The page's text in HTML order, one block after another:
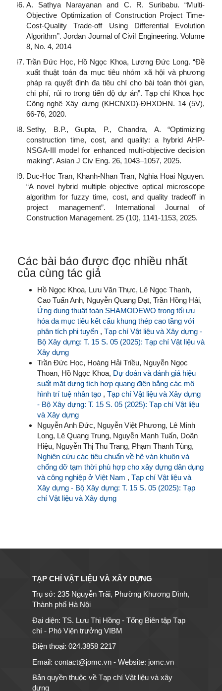
A. Sathya Narayanan and C. R. Suribabu. “Multi-
Objective Optimization of Construction Project Time-
Cost-Quality Trade-off Using Differential Evolution
Algorithm”. Jordan Journal of Civil Engineering. Volume
8, No. 4, 2014
Trần Đức Học, Hồ Ngọc Khoa, Lương Đức Long. “Đề
xuất thuật toán đa mục tiêu nhóm xã hội và phương
pháp ra quyết định đa tiêu chí cho bài toán thời gian,
chi phí, rủi ro trong tiến độ dự án”. Tạp chí Khoa học
Công nghệ Xây dựng (KHCNXD)-ĐHXDHN. 14 (5V),
66-76, 2020.
Sethy, B.P., Gupta, P., Chandra, A. “Optimizing
construction time, cost, and quality: a hybrid AHP-
NSGA-III model for enhanced multi-objective decision
making”. Asian J Civ Eng. 26, 1043–1057, 2025.
Duc-Hoc Tran, Khanh-Nhan Tran, Nghia Hoai Nguyen.
“A novel hybrid multiple objective optical microscope
algorithm for fuzzy time, cost, and quality tradeoff in
project management”. International Journal of
Construction Management. 25 (10), 1141-1153, 2025.
Các bài báo được đọc nhiều nhất
của cùng tác giả
Hồ Ngọc Khoa, Lưu Văn Thực, Lê Ngọc Thanh,
Cao Tuấn Anh, Nguyễn Quang Đạt, Trần Hồng Hải,
Ứng dụng thuật toán SHAMODEWO trong tối ưu
hóa đa mục tiêu kết cấu khung thép cao tầng với
phân tích phi tuyến , Tạp chí Vật liệu và Xây dựng -
Bộ Xây dựng: T. 15 S. 05 (2025): Tạp chí Vật liệu và
Xây dựng
Trần Đức Học, Hoàng Hải Triều, Nguyễn Ngọc
Thoan, Hồ Ngọc Khoa, Dự đoán và đánh giá hiệu
suất mặt dựng tích hợp quang điện bằng các mô
hình trí tuệ nhân tạo , Tạp chí Vật liệu và Xây dựng
- Bộ Xây dựng: T. 15 S. 05 (2025): Tạp chí Vật liệu
và Xây dựng
Nguyễn Anh Đức, Nguyễn Việt Phương, Lê Minh
Long, Lê Quang Trung, Nguyễn Mạnh Tuấn, Doãn
Hiệu, Nguyễn Thị Thu Trang, Phạm Thanh Tùng,
Nghiên cứu các tiêu chuẩn về hệ ván khuôn và
chống đỡ tạm thời phù hợp cho xây dựng dân dụng
và công nghiệp ở Việt Nam , Tạp chí Vật liệu và
Xây dựng - Bộ Xây dựng: T. 15 S. 05 (2025): Tạp
chí Vật liệu và Xây dựng
TẠP CHÍ VẬT LIỆU VÀ XÂY DỰNG
Trụ sở: 235 Nguyễn Trãi, Phường Khương Đình,
Thành phố Hà Nội
Đại diện: TS. Lưu Thị Hồng - Tổng Biên tập Tạp
chí - Phó Viện trưởng VIBM
Điện thoại: 024.3858 2217
Email: contact@jomc.vn - Website: jomc.vn
Bản quyền thuộc về Tạp chí Vật liệu và xây
dựng